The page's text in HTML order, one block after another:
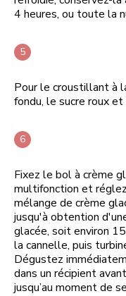
4 heures, ou toute la
Pour le croustillant à
fondu, le sucre roux
Fixez le bol à crème
multifonction et
mélange de crème
jusqu'à obtention
glacée, soit environ
la cannelle, puis
Dégustez
dans un récipient
jusqu’au moment de